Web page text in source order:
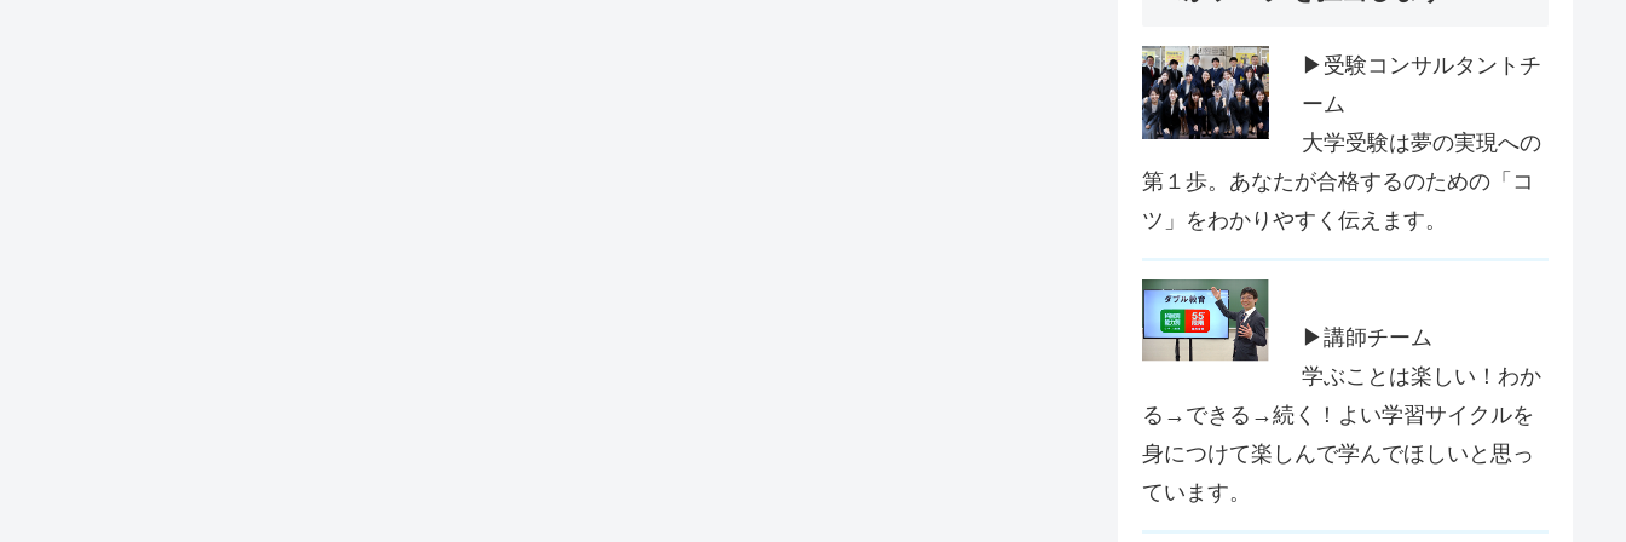
▶受験コンサルタントチ
ーム
大学受験は夢の実現への
第１歩。あなたが合格するのための「コ
ツ」をわかりやすく伝えます。
▶講師チーム
学ぶことは楽しい！わか
る→できる→続く！よい学習サイクルを
身につけて楽しんで学んでほしいと思っ
ています。